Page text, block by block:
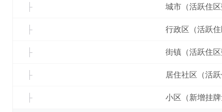
城市（活跃住
行政区（活跃
街镇（活跃住
居住社区（活
小区（新增挂